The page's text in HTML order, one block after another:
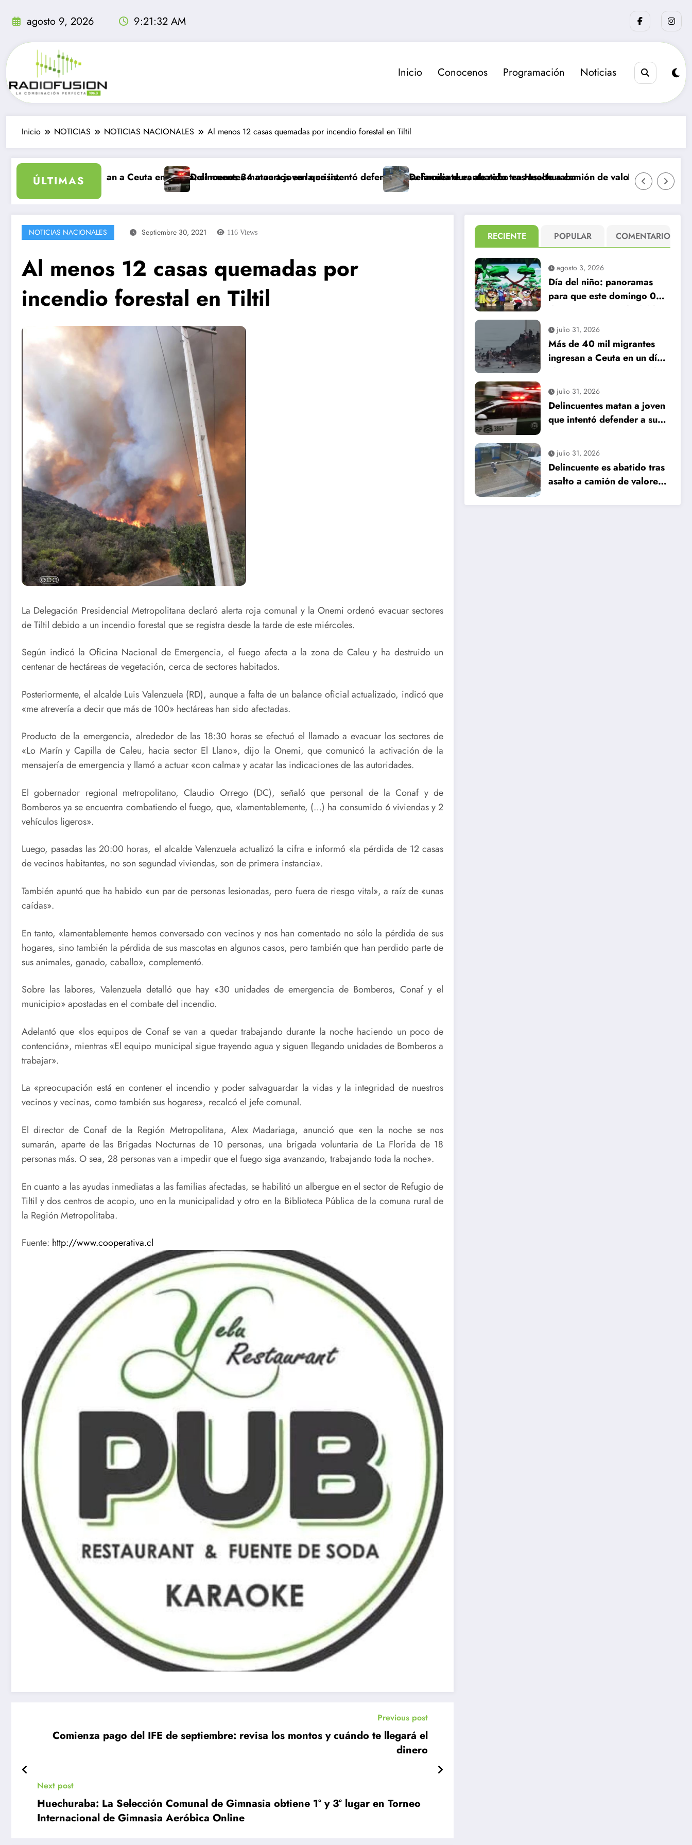
agosto 9, 2026 9:21:33 AM
Inicio Conocenos Programación Noticias
Inicio NOTICIAS NOTICIAS NACIONALES Al menos 12 casas quemadas por incendio forestal en Tiltil
ÚLTIMAS
a Ceuta en un día: al menos 34 muertos en la crisis.
Delincuentes matan a joven que intentó defender a su familia durante robo en Huechuraba
Delincuente es abatido tras asalto a camión de valores en Santiago
La sanción que busca el
NOTICIAS NACIONALES Septiembre 30, 2021 116 Views
Al menos 12 casas quemadas por
incendio forestal en Tiltil
La Delegación Presidencial Metropolitana declaró alerta roja comunal y la Onemi ordenó evacuar sectores
de Tiltil debido a un incendio forestal que se registra desde la tarde de este miércoles.
Según indicó la Oficina Nacional de Emergencia, el fuego afecta a la zona de Caleu y ha destruido un
centenar de hectáreas de vegetación, cerca de sectores habitados.
Posteriormente, el alcalde Luis Valenzuela (RD), aunque a falta de un balance oficial actualizado, indicó que
«me atrevería a decir que más de 100» hectáreas han sido afectadas.
Producto de la emergencia, alrededor de las 18:30 horas se efectuó el llamado a evacuar los sectores de
«Lo Marín y Capilla de Caleu, hacia sector El Llano», dijo la Onemi, que comunicó la activación de la
mensajería de emergencia y llamó a actuar «con calma» y acatar las indicaciones de las autoridades.
El gobernador regional metropolitano, Claudio Orrego (DC), señaló que personal de la Conaf y de
Bomberos ya se encuentra combatiendo el fuego, que, «lamentablemente, (…) ha consumido 6 viviendas y 2
vehículos ligeros».
Luego, pasadas las 20:00 horas, el alcalde Valenzuela actualizó la cifra e informó «la pérdida de 12 casas
de vecinos habitantes, no son segundad viviendas, son de primera instancia».
También apuntó que ha habido «un par de personas lesionadas, pero fuera de riesgo vital», a raíz de «unas
caídas».
En tanto, «lamentablemente hemos conversado con vecinos y nos han comentado no sólo la pérdida de sus
hogares, sino también la pérdida de sus mascotas en algunos casos, pero también que han perdido parte de
sus animales, ganado, caballo», complementó.
Sobre las labores, Valenzuela detalló que hay «30 unidades de emergencia de Bomberos, Conaf y el
municipio» apostadas en el combate del incendio.
Adelantó que «los equipos de Conaf se van a quedar trabajando durante la noche haciendo un poco de
contención», mientras «El equipo municipal sigue trayendo agua y siguen llegando unidades de Bomberos a
trabajar».
La «preocupación está en contener el incendio y poder salvaguardar la vidas y la integridad de nuestros
vecinos y vecinas, como también sus hogares», recalcó el jefe comunal.
El director de Conaf de la Región Metropolitana, Alex Madariaga, anunció que «en la noche se nos
sumarán, aparte de las Brigadas Nocturnas de 10 personas, una brigada voluntaria de La Florida de 18
personas más. O sea, 28 personas van a impedir que el fuego siga avanzando, trabajando toda la noche».
En cuanto a las ayudas inmediatas a las familias afectadas, se habilitó un albergue en el sector de Refugio de
Tiltil y dos centros de acopio, uno en la municipalidad y otro en la Biblioteca Pública de la comuna rural de
la Región Metropolitaba.
Fuente: http://www.cooperativa.cl
Previous post
Comienza pago del IFE de septiembre: revisa los montos y cuándo te llegará el
dinero
Next post
Huechuraba: La Selección Comunal de Gimnasia obtiene 1° y 3° lugar en Torneo
Internacional de Gimnasia Aeróbica Online
RECIENTE POPULAR COMENTARIO
agosto 3, 2026
Día del niño: panoramas
para que este domingo 09
julio 31, 2026
Más de 40 mil migrantes
ingresan a Ceuta en un día:
crisis.
julio 31, 2026
Delincuentes matan a joven
que intentó defender a su
familia durante robo en
Huechuraba
julio 31, 2026
Delincuente es abatido tras
asalto a camión de valores